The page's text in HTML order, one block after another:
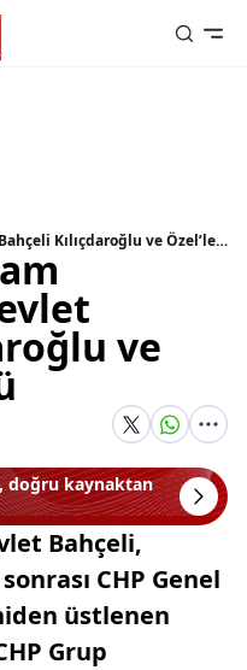
Siyasette bayram diplomasisi! Devlet Bahçeli Kılıçdaroğlu ve Özel’le görüştü
ve
doğru kaynaktan
Bahçeli,
CHP Genel
üstlenen
Grup